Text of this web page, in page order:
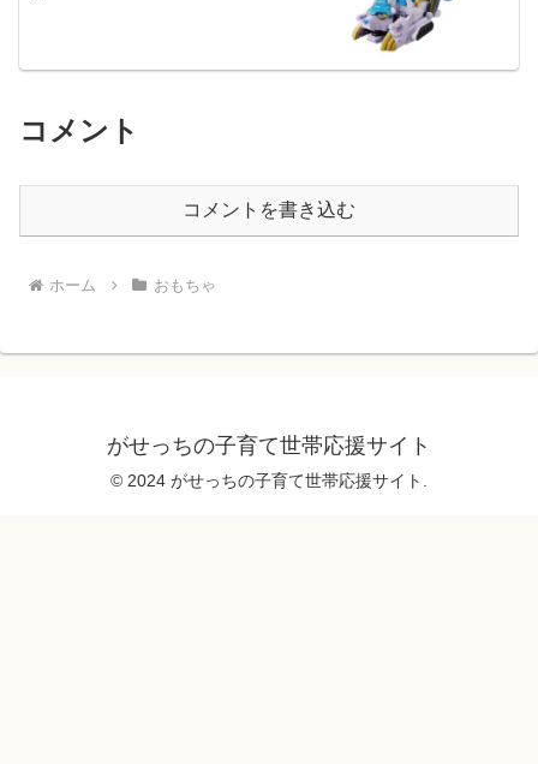
コメント
コメントを書き込む
ホーム おもちゃ
がせっちの子育て世帯応援サイト
© 2024 がせっちの子育て世帯応援サイト.